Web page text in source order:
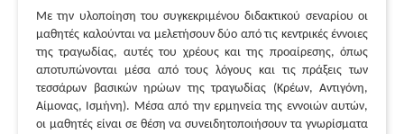
Με την υλοποίηση του συγκεκριμένου διδακτικού σεναρίου οι
μαθητές καλούνται να μελετήσουν δύο από τις κεντρικές έννοιες
της τραγωδίας, αυτές του χρέους και της προαίρεσης, όπως
αποτυπώνονται μέσα από τους λόγους και τις πράξεις των
τεσσάρων βασικών ηρώων της τραγωδίας (Κρέων, Αντιγόνη,
Αίμονας, Ισμήνη). Μέσα από την ερμηνεία της εννοιών αυτών,
οι μαθητές είναι σε θέση να συνειδητοποιήσουν τα γνωρίσματα